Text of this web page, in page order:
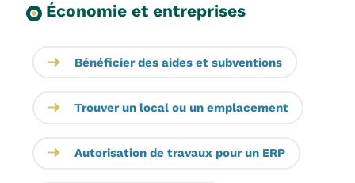
Économie et entreprises
Bénéficier des aides et subventions
​Trouver un local ou un emplacement
Autorisation de travaux pour un ERP